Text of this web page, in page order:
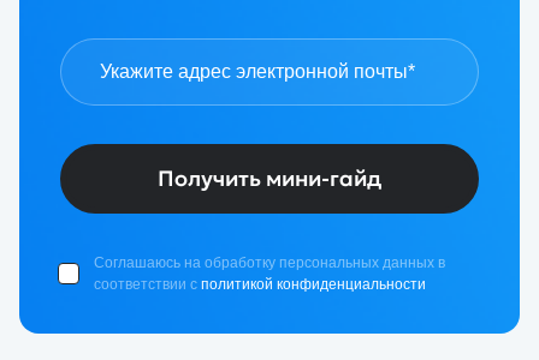
Получить мини-гайд
Соглашаюсь на обработку персональных данных в
соответствии с политикой конфиденциальности